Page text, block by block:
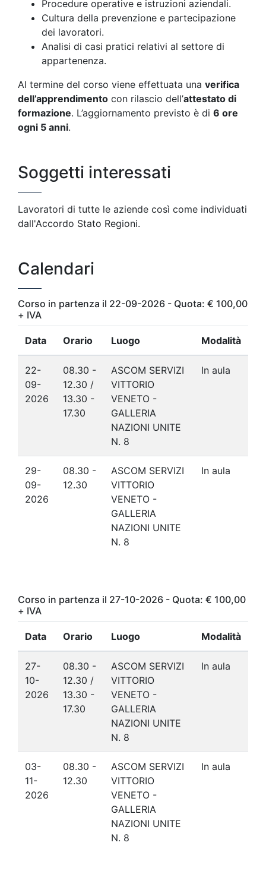
Procedure operative e istruzioni aziendali.
Cultura della prevenzione e partecipazione
dei lavoratori.
Analisi di casi pratici relativi al settore di
appartenenza.
Al termine del corso viene effettuata una verifica
dell’apprendimento con rilascio dell’attestato di
formazione. L’aggiornamento previsto è di 6 ore
ogni 5 anni.
Soggetti interessati
Lavoratori di tutte le aziende così come individuati
dall'Accordo Stato Regioni.
Calendari
Corso in partenza il 22-09-2026 - Quota: € 100,00
+ IVA
Data Orario Luogo Modalità
22-
09-
2026
08.30 -
12.30 /
13.30 -
17.30
ASCOM SERVIZI
VITTORIO
VENETO -
GALLERIA
NAZIONI UNITE
N. 8
In aula
29-
09-
2026
08.30 -
12.30
ASCOM SERVIZI
VITTORIO
VENETO -
GALLERIA
NAZIONI UNITE
N. 8
In aula
Corso in partenza il 27-10-2026 - Quota: € 100,00
+ IVA
Data Orario Luogo Modalità
27-
10-
2026
08.30 -
12.30 /
13.30 -
17.30
ASCOM SERVIZI
VITTORIO
VENETO -
GALLERIA
NAZIONI UNITE
N. 8
In aula
03-
11-
2026
08.30 -
12.30
ASCOM SERVIZI
VITTORIO
VENETO -
GALLERIA
NAZIONI UNITE
N. 8
In aula